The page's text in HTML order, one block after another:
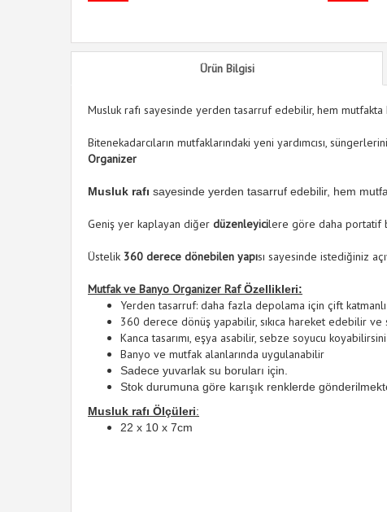
Ürün Bilgisi
Musluk rafı sayesinde yerden tasarruf edebilir, hem
Bitenekadarcıların mutfaklarındaki yeni yardımcısı,
Organizer
Musluk rafı sayesinde yerden tasarruf edebilir, hem
Geniş yer kaplayan diğer düzenleyicilere göre daha portatif
Üstelik 360 derece dönebilen yapısı sayesinde istediğiniz
Mutfak ve Banyo Organizer RafÖzellikleri:
Yerden tasarruf: daha fazla depolama için çift katmanlı
360 derece dönüş yapabilir, sıkıca hareket edebilir
Kanca tasarımı, eşya asabilir, sebze soyucu
Banyo ve mutfak alanlarında uygulanabilir
Sadece yuvarlak su boruları için.
Stok durumuna göre karışık renklerde
Musluk rafı Ölçüleri:
22 x 10 x 7cm